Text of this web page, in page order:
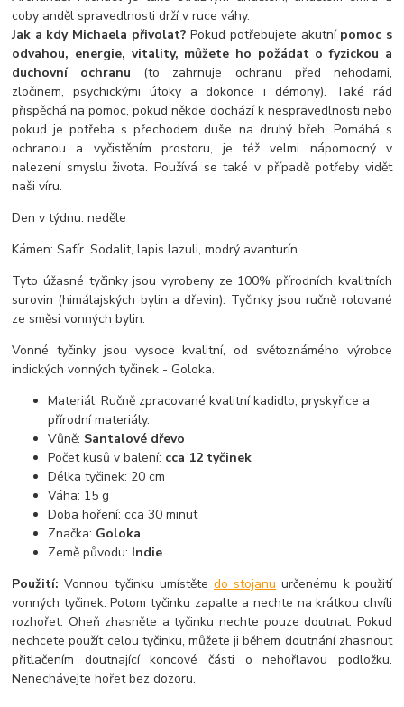
coby anděl spravedlnosti drží v ruce váhy.
Jak a kdy Michaela přivolat?Pokud potřebujete akutní pomoc s
odvahou, energie, vitality, můžete ho požádat o fyzickou a
duchovní ochranu (to zahrnuje ochranu před nehodami,
zločinem, psychickými útoky a dokonce i démony). Také rád
přispěchá na pomoc, pokud někde dochází k nespravedlnosti nebo
pokud je potřeba s přechodem duše na druhý břeh. Pomáhá s
ochranou a vyčistěním prostoru, je též velmi nápomocný v
nalezení smyslu života. Používá se také v případě potřeby vidět
naši víru.
Den v týdnu: neděle
Kámen: Safír. Sodalit, lapis lazuli, modrý avanturín.
Tyto úžasné tyčinky jsou vyrobeny ze 100% přírodních kvalitních
surovin (himálajských bylin a dřevin). Tyčinky jsou ručně rolované
ze směsi vonných bylin.
Vonné tyčinky jsou vysoce kvalitní, od světoznámého výrobce
indických vonných tyčinek - Goloka.
Materiál: Ručně zpracované kvalitní kadidlo, pryskyřice a
přírodní materiály.
Vůně: Santalové dřevo
Počet kusů v balení: cca 12 tyčinek
Délka tyčinek: 20 cm
Váha: 15 g
Doba hoření: cca 30 minut
Značka: Goloka
Země původu: Indie
Použití:Vonnou tyčinku umístěte do stojanu určenému k použití
vonných tyčinek. Potom tyčinku zapalte a nechte na krátkou chvíli
rozhořet. Oheň zhasněte a tyčinku nechte pouze doutnat. Pokud
nechcete použít celou tyčinku, můžete ji během doutnání zhasnout
přitlačením doutnající koncové části o nehořlavou podložku.
Nenechávejte hořet bez dozoru.